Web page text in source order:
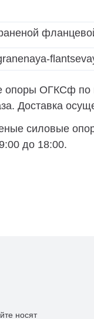
ОГКСф по
Доставка
силовые
до 18:00.
носят